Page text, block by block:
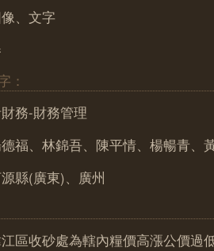
、文字
：
務-財務管理
福、林錦吾、陳平情、楊暢青、
縣(廣東)、廣州
區收砂處為轄內糧價高漲公價過